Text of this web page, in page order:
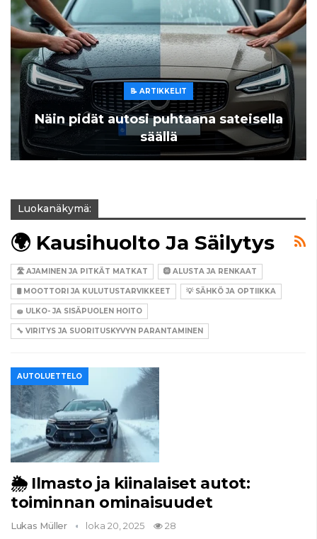
📝 ARTIKKELIT
Näin pidät autosi puhtaana sateisella
säällä
Luokanäkymä:
🌍 Kausihuolto Ja Säilytys
🛣️ AJAMINEN JA PITKÄT MATKAT 🛞 ALUSTA JA RENKAAT
🛢️ MOOTTORI JA KULUTUSTARVIKKEET 💡 SÄHKÖ JA OPTIIKKA
🧽 ULKO- JA SISÄPUOLEN HOITO
🔧 VIRITYS JA SUORITUSKYVYN PARANTAMINEN
AUTOLUETTELO
🌦️ Ilmasto ja kiinalaiset autot:
toiminnan ominaisuudet
Lukas Müller loka 20, 2025 28